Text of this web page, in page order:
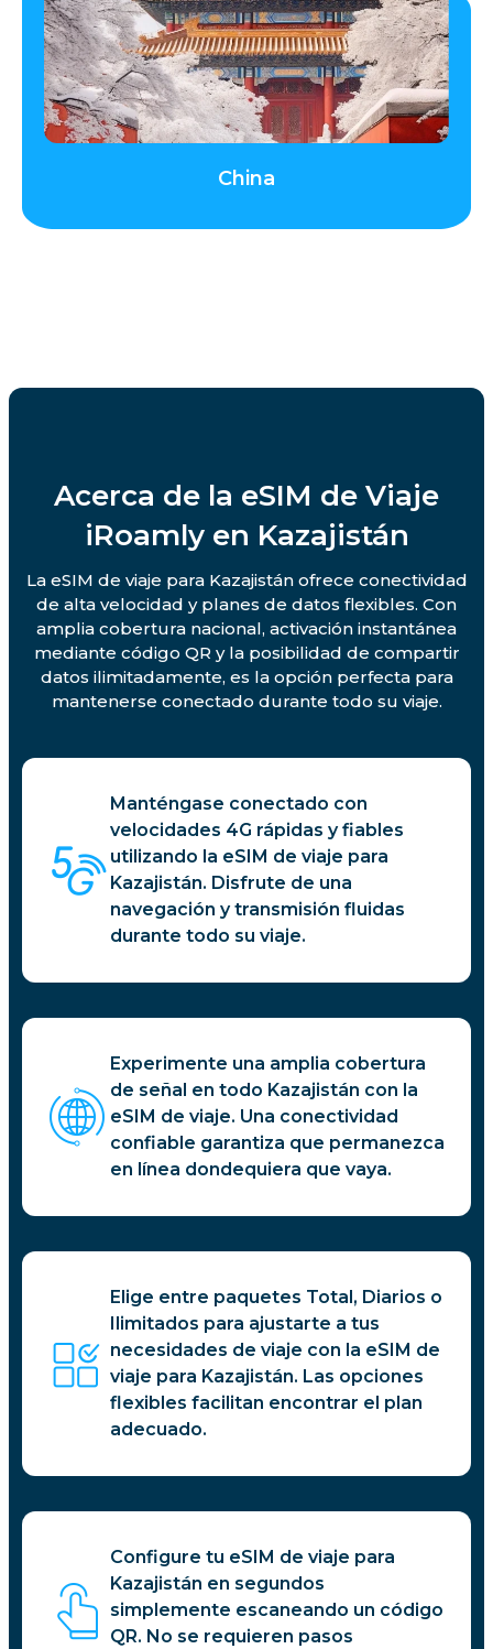
China
Acerca de la eSIM de Viaje
iRoamly en Kazajistán
La eSIM de viaje para Kazajistán ofrece conectividad
de alta velocidad y planes de datos flexibles. Con
amplia cobertura nacional, activación instantánea
mediante código QR y la posibilidad de compartir
datos ilimitadamente, es la opción perfecta para
mantenerse conectado durante todo su viaje.
Manténgase conectado con
velocidades 4G rápidas y fiables
utilizando la eSIM de viaje para
Kazajistán. Disfrute de una
navegación y transmisión fluidas
durante todo su viaje.
Experimente una amplia cobertura
de señal en todo Kazajistán con la
eSIM de viaje. Una conectividad
confiable garantiza que permanezca
en línea dondequiera que vaya.
Elige entre paquetes Total, Diarios o
Ilimitados para ajustarte a tus
necesidades de viaje con la eSIM de
viaje para Kazajistán. Las opciones
flexibles facilitan encontrar el plan
adecuado.
Configure tu eSIM de viaje para
Kazajistán en segundos
simplemente escaneando un código
QR. No se requieren pasos